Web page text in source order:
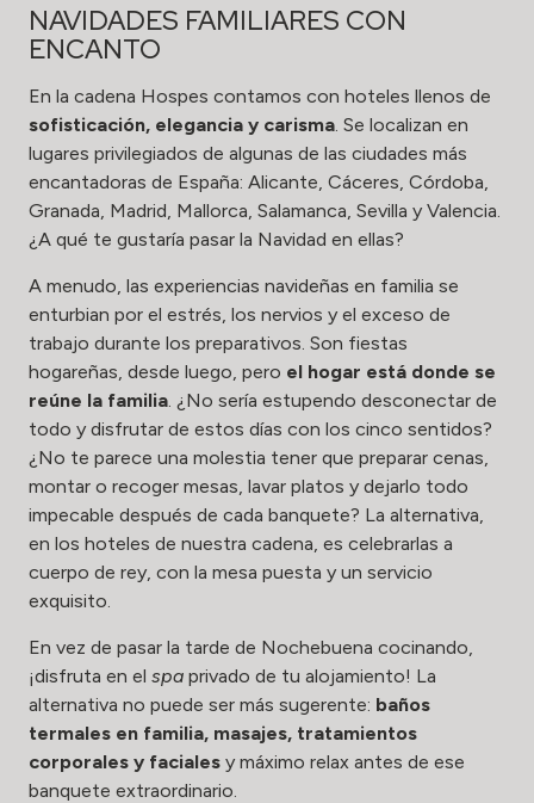
NAVIDADES FAMILIARES CON
ENCANTO
En la cadena Hospes contamos con hoteles llenos de
sofisticación, elegancia y carisma . Se localizan en
lugares privilegiados de algunas de las ciudades más
encantadoras de España: Alicante, Cáceres, Córdoba,
Granada, Madrid, Mallorca, Salamanca, Sevilla y Valencia.
¿A qué te gustaría pasar la Navidad en ellas?
A menudo, las experiencias navideñas en familia se
enturbian por el estrés, los nervios y el exceso de
trabajo durante los preparativos. Son fiestas
hogareñas, desde luego, pero el hogar está donde se
reúne la familia . ¿No sería estupendo desconectar de
todo y disfrutar de estos días con los cinco sentidos?
¿No te parece una molestia tener que preparar cenas,
montar o recoger mesas, lavar platos y dejarlo todo
impecable después de cada banquete? La alternativa,
en los hoteles de nuestra cadena, es celebrarlas a
cuerpo de rey, con la mesa puesta y un servicio
exquisito.
En vez de pasar la tarde de Nochebuena cocinando,
¡disfruta en el spa privado de tu alojamiento! La
alternativa no puede ser más sugerente: baños
termales en familia, masajes, tratamientos
corporales y faciales y máximo relax antes de ese
banquete extraordinario.